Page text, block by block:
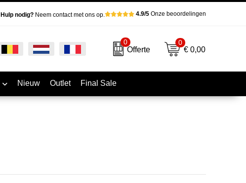
Hulp nodig?Neem contact met ons op. 4.9/5Onze beoordelingen
0
Offerte
0
€ 0,00
Nieuw Outlet Final Sale